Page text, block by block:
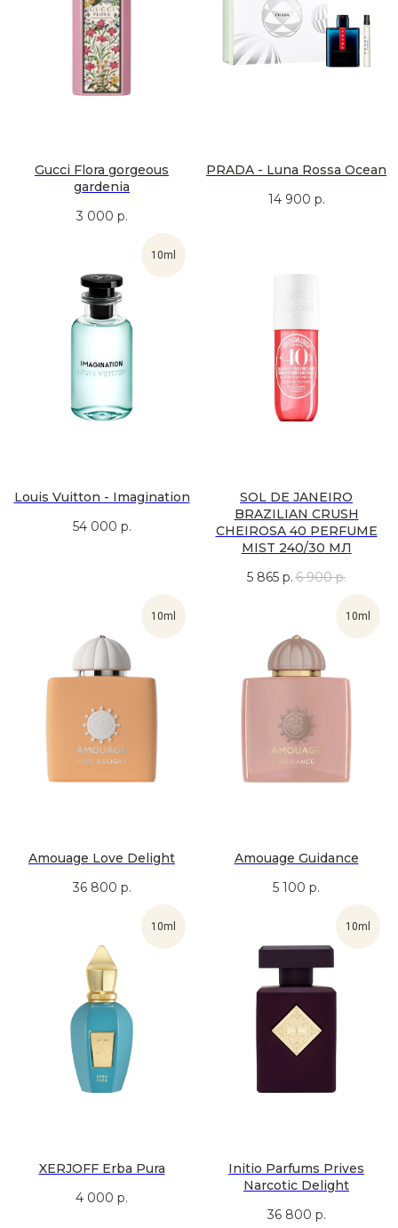
Gucci Flora gorgeous
gardenia
3 000 р.
PRADA - Luna Rossa Ocean
14 900 р.
10ml
Louis Vuitton - Imagination
54 000 р.
SOL DE JANEIRO
BRAZILIAN CRUSH
CHEIROSA 40 PERFUME
MIST 240/30 МЛ
5 865 р.6 900 р.
10ml
Amouage Love Delight
36 800 р.
10ml
Amouage Guidance
5 100 р.
10ml
XERJOFF Erba Pura
4 000 р.
10ml
Initio Parfums Prives
Narcotic Delight
36 800 р.
первыми официальными представителями
Zielinski & Rozen в Сургуте. Вы можете убедиться
в этом наофициальном сайте компании
Напишите нам, если вас интересуют конкретные
товары. Сориентируем о наличии и забронируем
для вас на 1 день.
ПОДАРОЧНЫЙ СЕРТИФИКАТ
Подарите своим близким лучшее — вашу заботу.
У нас есть бумажная версия сертификата, если
хотите вручить его лично, и электронная — если
нужно поздравить человека на расстоянии.
Электронный сертификат